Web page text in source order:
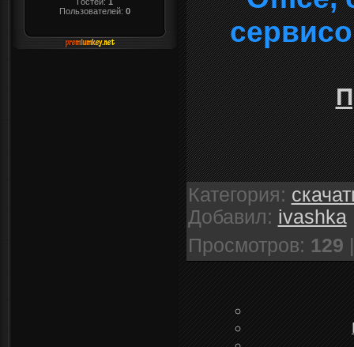
Пользователей: 0
Категория:
Добавил: ivashka
Просмотров: 129